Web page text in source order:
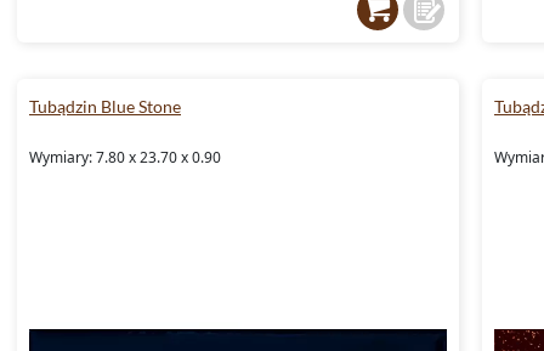
Tubądzin Blue Stone
Wymiary: 7.80 x 23.70 x 0.90